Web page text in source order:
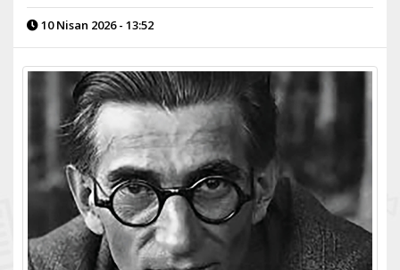
10 Nisan 2026 - 13:52